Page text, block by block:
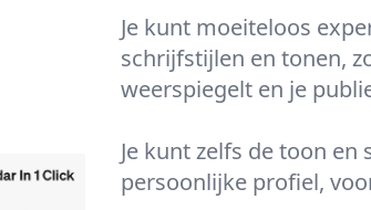
Je kunt moeiteloos
schrijfstijlen en tonen,
weerspiegelt en je
Je kunt zelfs de toon
persoonlijke profiel,